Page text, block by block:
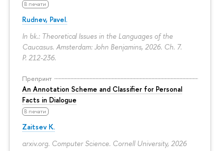
В печати
Rudnev, Pavel.
In bk.: Theoretical Issues in the Languages of the
Caucasus. Amsterdam: John Benjamins, 2026. Ch. 7.
P. 212-236.
Препринт
An Annotation Scheme and Classifier for Personal
Facts in Dialogue
В печати
Zaitsev K.
arxiv.org. Computer Science. Cornell University, 2026